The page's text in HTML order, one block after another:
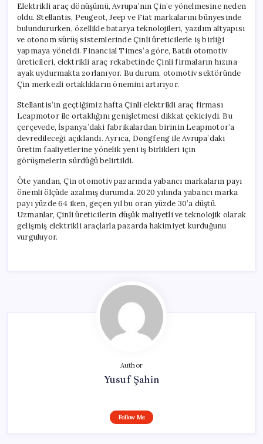
Elektrikli araç dönüşümü, Avrupa’nın Çin’e yönelmesine neden
oldu. Stellantis, Peugeot, Jeep ve Fiat markalarını bünyesinde
bulundururken, özellikle batarya teknolojileri, yazılım altyapısı
ve otonom sürüş sistemlerinde Çinli üreticilerle iş birliği
yapmaya yöneldi. Financial Times’a göre, Batılı otomotiv
üreticileri, elektrikli araç rekabetinde Çinli firmaların hızına
ayak uydurmakta zorlanıyor. Bu durum, otomotiv sektöründe
Çin merkezli ortaklıkların önemini artırıyor.
Stellantis’in geçtiğimiz hafta Çinli elektrikli araç firması
Leapmotor ile ortaklığını genişletmesi dikkat çekiciydi. Bu
çerçevede, İspanya’daki fabrikalardan birinin Leapmotor’a
devredileceği açıklandı. Ayrıca, Dongfeng ile Avrupa’daki
üretim faaliyetlerine yönelik yeni iş birlikleri için
görüşmelerin sürdüğü belirtildi.
Öte yandan, Çin otomotiv pazarında yabancı markaların payı
önemli ölçüde azalmış durumda. 2020 yılında yabancı marka
payı yüzde 64 iken, geçen yıl bu oran yüzde 30’a düştü.
Uzmanlar, Çinli üreticilerin düşük maliyetli ve teknolojik olarak
gelişmiş elektrikli araçlarla pazarda hakimiyet kurduğunu
vurguluyor.
Author
Yusuf Şahin
Follow Me